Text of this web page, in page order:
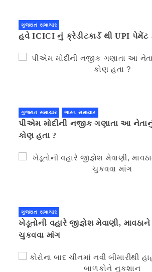
ગુજરાત સમાચાર
હવે ICICI નું ક્રેડીટકાર્ડ થી UPI પેમેંટ
ગુજરાત સમાચાર ભારત સમાચાર
પીએમ મોદીની નજીક ગણાતા આ
કોણ હતા ?
ગુજરાત સમાચાર
ખેડૂતોની વહારે જીજ્ઞેશ મેવાણી,
ચુકવવા માંગ